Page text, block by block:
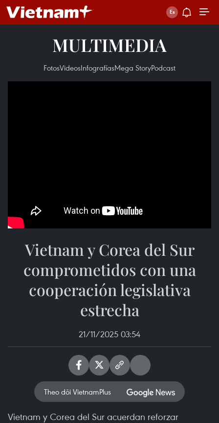
MULTIMEDIA
FotosVideosInfografíasMega StoryPodcast
Vietnam y Corea del Sur
comprometidos con una
cooperación legislativa
estrecha
21/11/2025 03:54
Theo dõi VietnamPlus
Vietnam y Corea del Sur acuerdan reforzar